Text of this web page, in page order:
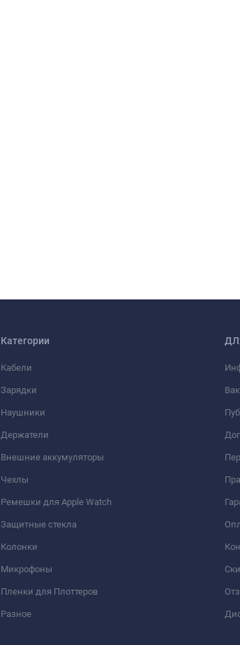
Категории
Кабели
Зарядки
Наушники
Держатели
Внешние аккумуляторы
Чехлы
Ремешки для Apple Watch
Защитные стекла
Колонки
Микрофоны
Пленки для Плоттеров
Разное